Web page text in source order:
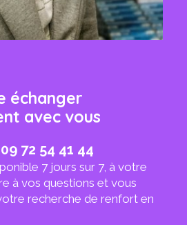
échanger
avec vous
09 72 54 41 44
7 jours sur 7, à votre
à vos questions et vous
recherche de renfort en